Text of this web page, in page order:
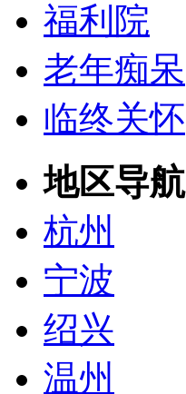
福利院
老年痴呆
临终关怀
地区导航
杭州
宁波
绍兴
温州